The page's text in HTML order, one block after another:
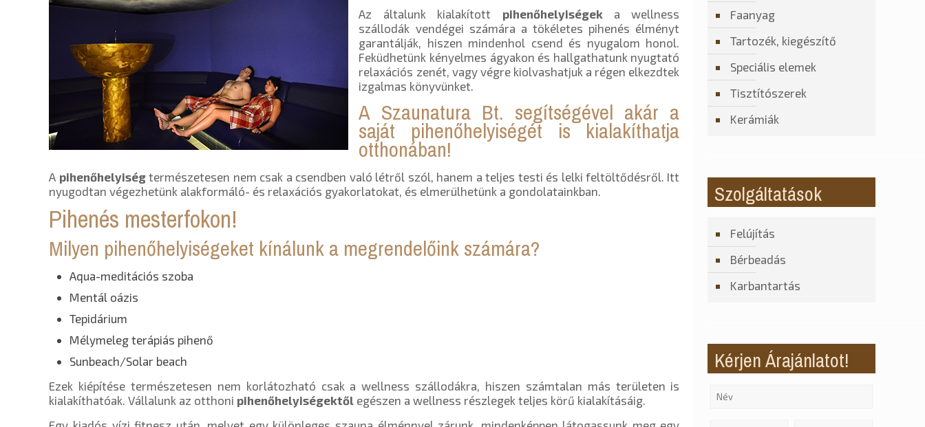
Az általunk kialakított pihenőhelyiségek a wellness
szállodák vendégei számára a tökéletes pihenés élményt
garantálják, hiszen mindenhol csend és nyugalom honol.
Feküdhetünk kényelmes ágyakon és hallgathatunk nyugtató
relaxációs zenét, vagy végre kiolvashatjuk a régen elkezdtek
izgalmas könyvünket.
A Szaunatura Bt. segítségével akár a
saját pihenőhelyiségét is kialakíthatja
otthonában!
A pihenőhelyiségtermészetesen nem csak a csendben való létről szól, hanem a teljes testi és lelki feltöltődésről. Itt
nyugodtan végezhetünk alakformáló- és relaxációs gyakorlatokat, és elmerülhetünk a gondolatainkban.
Pihenés mesterfokon!
Milyen pihenőhelyiségeket kínálunk a megrendelőink számára?
Aqua-meditációs szoba
Mentál oázis
Tepidárium
Mélymeleg terápiás pihenő
Sunbeach/Solar beach
Ezek kiépítése természetesen nem korlátozható csak a wellness szállodákra, hiszen számtalan más területen is
kialakíthatóak. Vállalunk az otthoni pihenőhelyiségektől egészen a wellness részlegek teljes körű kialakításáig.
Faanyag
Tartozék, kiegészítő
Speciális elemek
Tisztítószerek
Kerámiák
Szolgáltatások
Felújítás
Bérbeadás
Karbantartás
Kérjen Árajánlatot!